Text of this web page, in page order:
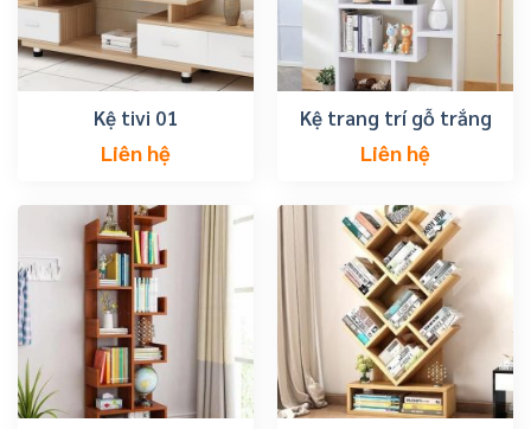
Kệ tivi 01
Liên hệ
Kệ trang trí gỗ trắng
Liên hệ